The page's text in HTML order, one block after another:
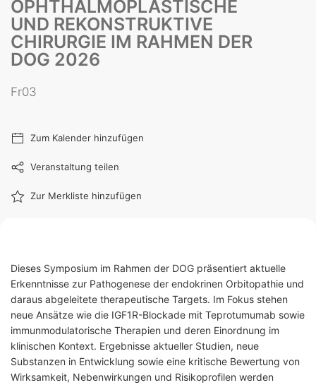
OPHTHALMOPLASTISCHE
UND REKONSTRUKTIVE
CHIRURGIE IM RAHMEN DER
DOG 2026
Fr03
Zum Kalender hinzufügen
Veranstaltung teilen
Zur Merkliste hinzufügen
Dieses Symposium im Rahmen der DOG präsentiert aktuelle
Erkenntnisse zur Pathogenese der endokrinen Orbitopathie und
daraus abgeleitete therapeutische Targets. Im Fokus stehen
neue Ansätze wie die IGF1R-Blockade mit Teprotumumab sowie
immunmodulatorische Therapien und deren Einordnung im
klinischen Kontext. Ergebnisse aktueller Studien, neue
Substanzen in Entwicklung sowie eine kritische Bewertung von
Wirksamkeit, Nebenwirkungen und Risikoprofilen werden